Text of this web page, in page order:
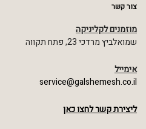
צור קשר
מוזמנים לקליניקה
שמואלביץ מרדכי 23, פתח תקווה
אימייל
service@galshemesh.co.il
ליצירת קשר לחצו כאן